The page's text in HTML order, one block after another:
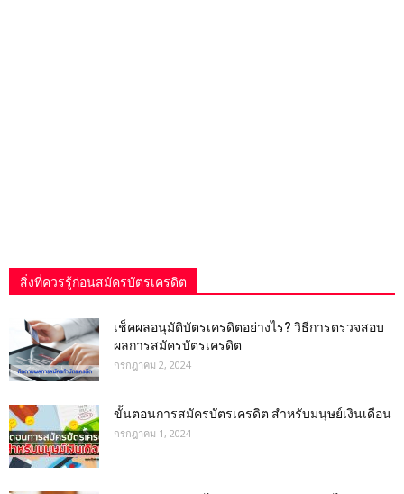
สิ่งที่ควรรู้ก่อนสมัครบัตรเครดิต
เช็คผลอนุมัติบัตรเครดิตอย่างไร? วิธีการตรวจสอบ
ผลการสมัครบัตรเครดิต
กรกฎาคม 2, 2024
ขั้นตอนการสมัครบัตรเครดิต สำหรับมนุษย์เงินเดือน
กรกฎาคม 1, 2024